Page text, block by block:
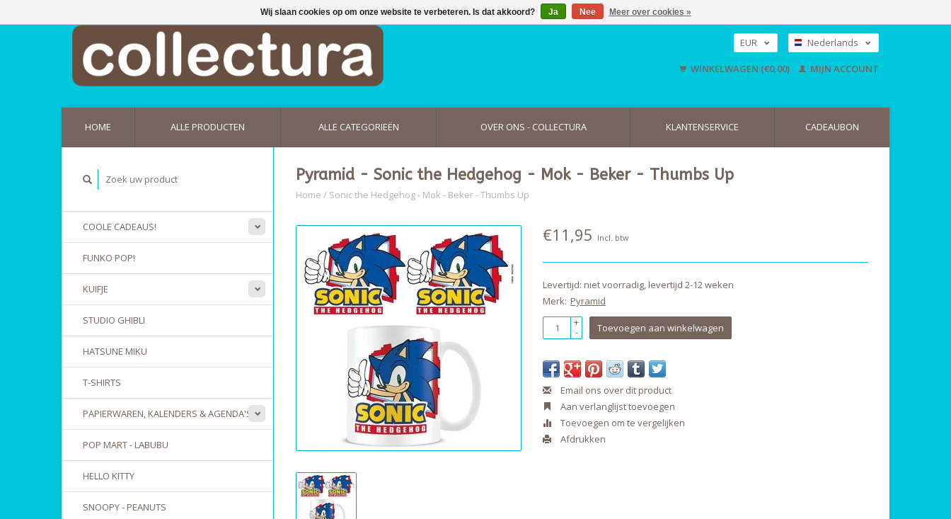
EUR
USD
Nederlands
English
WINKELWAGEN (€0,00) MIJN ACCOUNT
HOME ALLE PRODUCTEN ALLE CATEGORIEËN OVER ONS - COLLECTURA KLANTENSERVICE CADEAUBON
COOLE CADEAUS!
FUNKO POP!
KUIFJE
STUDIO GHIBLI
HATSUNE MIKU
T-SHIRTS
PAPIERWAREN, KALENDERS & AGENDA'S
POP MART - LABUBU
HELLO KITTY
SNOOPY - PEANUTS
Pyramid - Sonic the Hedgehog - Mok - Beker - Thumbs Up
Home / Sonic the Hedgehog - Mok - Beker - Thumbs Up
€11,95 Incl. btw
Levertijd: niet voorradig, levertijd 2-12 weken
Merk: Pyramid
+
- Toevoegen aan winkelwagen
Email ons over dit product
Aan verlanglijst toevoegen
Toevoegen om te vergelijken
Afdrukken
Wij slaan cookies op om onze website te verbeteren. Is dat akkoord? Ja Nee Meer over cookies »